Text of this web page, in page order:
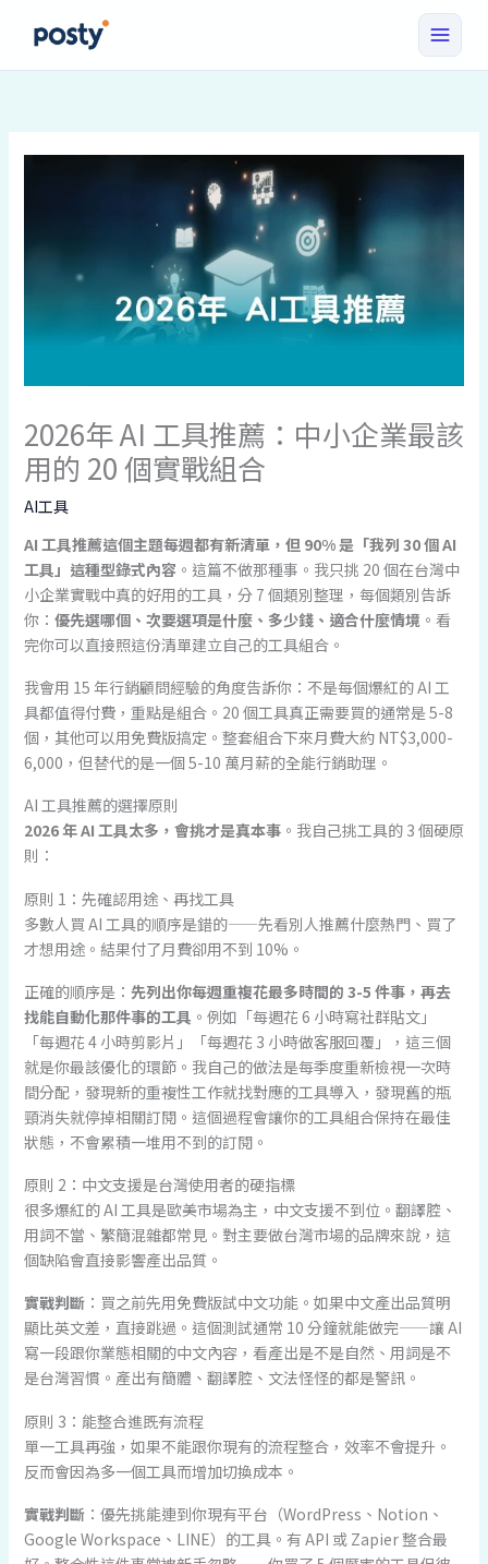
2026年 AI 工具推薦：中小企業最該
用的 20 個實戰組合
AI工具
AI 工具推薦這個主題每週都有新清單，但 90% 是「我列 30 個 AI
工具」這種型錄式內容 。這篇不做那種事。我只挑 20 個在台灣中
小企業實戰中真的好用的工具，分 7 個類別整理，每個類別告訴
你： 優先選哪個、次要選項是什麼、多少錢、適合什麼情境 。看
完你可以直接照這份清單建立自己的工具組合。
我會用 15 年行銷顧問經驗的角度告訴你：不是每個爆紅的 AI 工
具都值得付費，重點是組合。20 個工具真正需要買的通常是 5-8
個，其他可以用免費版搞定。整套組合下來月費大約 NT$3,000-
6,000，但替代的是一個 5-10 萬月薪的全能行銷助理。
AI 工具推薦的選擇原則
2026 年 AI 工具太多，會挑才是真本事。我自己挑工具的 3 個硬原
則：
原則 1：先確認用途、再找工具
多數人買 AI 工具的順序是錯的——先看別人推薦什麼熱門、買了
才想用途。結果付了月費卻用不到 10%。
正確的順序是： 先列出你每週重複花最多時間的 3-5 件事，再去
找能自動化那件事的工具 。例如「每週花 6 小時寫社群貼文」
「每週花 4 小時剪影片」「每週花 3 小時做客服回覆」，這三個
就是你最該優化的環節。我自己的做法是每季度重新檢視一次時
間分配，發現新的重複性工作就找對應的工具導入，發現舊的瓶
頸消失就停掉相關訂閱。這個過程會讓你的工具組合保持在最佳
狀態，不會累積一堆用不到的訂閱。
原則 2：中文支援是台灣使用者的硬指標
很多爆紅的 AI 工具是歐美市場為主，中文支援不到位。翻譯腔、
用詞不當、繁簡混雜都常見。對主要做台灣市場的品牌來說，這
個缺陷會直接影響產出品質。
實戰判斷：買之前先用免費版試中文功能。如果中文產出品質明
顯比英文差，直接跳過。這個測試通常 10 分鐘就能做完——讓 AI
寫一段跟你業態相關的中文內容，看產出是不是自然、用詞是不
是台灣習慣。產出有簡體、翻譯腔、文法怪怪的都是警訊。
原則 3：能整合進既有流程
單一工具再強，如果不能跟你現有的流程整合，效率不會提升。
反而會因為多一個工具而增加切換成本。
實戰判斷：優先挑能連到你現有平台（WordPress、Notion、
Google Workspace、LINE）的工具。有 API 或 Zapier 整合最